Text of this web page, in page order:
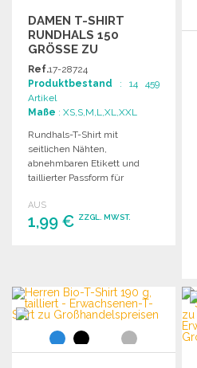
DAMEN T-SHIRT
RUNDHALS 150
GRÖSSE ZU G
ROSSHANDELSPREISEN
Ref.17-28724
Produktbestand : 14 459
Artikel
Maße : XS,S,M,L,XL,XXL
Rundhals-T-Shirt mit
seitlichen Nähten,
abnehmbaren Etikett und
taillierter Passform für
Großhandel.
AUS
1,99 € ZZGL. MWST.